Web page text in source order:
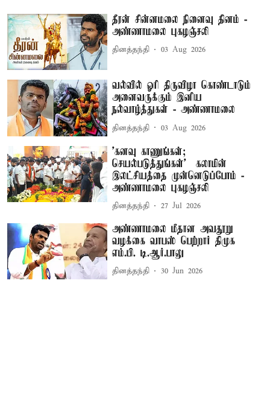
தீரன் சின்னமலை நினைவு தினம் -
அண்ணாமலை புகழஞ்சலி
தினத்தந்தி 03 Aug 2026
வல்வில் ஓரி திருவிழா கொண்டாடும்
அனைவருக்கும் இனிய
நல்வாழ்த்துகள் - அண்ணாமலை
தினத்தந்தி 03 Aug 2026
'கனவு காணுங்கள்;
செயல்படுத்துங்கள்' – கலாமின்
இலட்சியத்தை முன்னெடுப்போம் -
அண்ணாமலை புகழஞ்சலி
தினத்தந்தி 27 Jul 2026
அண்ணாமலை மீதான அவதூறு
வழக்கை வாபஸ் பெற்றார் திமுக
எம்.பி. டி.ஆர்.பாலு
தினத்தந்தி 30 Jun 2026